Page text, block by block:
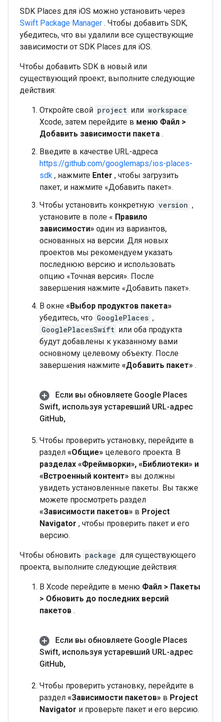
SDK Places для iOS можно установить через
Swift Package Manager . Чтобы добавить SDK,
убедитесь, что вы удалили все существующие
зависимости от SDK Places для iOS.
Чтобы добавить SDK в новый или
существующий проект, выполните следующие
действия:
Откройте свой project или workspace
Xcode, затем перейдите в меню Файл >
Добавить зависимости пакета .
Введите в качестве URL-адреса
https://github.com/googlemaps/ios-places-
sdk , нажмите Enter , чтобы загрузить
пакет, и нажмите «Добавить пакет».
Чтобы установить конкретную version ,
установите в поле « Правило
зависимости» один из вариантов,
основанных на версии. Для новых
проектов мы рекомендуем указать
последнюю версию и использовать
опцию «Точная версия». После
завершения нажмите «Добавить пакет».
В окне «Выбор продуктов пакета»
убедитесь, что GooglePlaces ,
GooglePlacesSwift или оба продукта
будут добавлены к указанному вами
основному целевому объекту. После
завершения нажмите «Добавить пакет» .
Если вы обновляете Google Places
Swift, используя устаревший URL-адрес
GitHub,
Чтобы проверить установку, перейдите в
раздел «Общие» целевого проекта. В
разделах «Фреймворки», «Библиотеки» и
«Встроенный контент» вы должны
увидеть установленные пакеты. Вы также
можете просмотреть раздел
«Зависимости пакетов» в Project
Navigator , чтобы проверить пакет и его
версию.
Чтобы обновить package для существующего
проекта, выполните следующие действия:
В Xcode перейдите в меню Файл > Пакеты
> Обновить до последних версий
пакетов .
Если вы обновляете Google Places
Swift, используя устаревший URL-адрес
GitHub,
Чтобы проверить установку, перейдите в
раздел «Зависимости пакетов» в Project
Navigator и проверьте пакет и его версию.